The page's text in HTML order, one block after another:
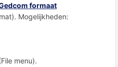
formaat
Mogelijkheden:
menu).